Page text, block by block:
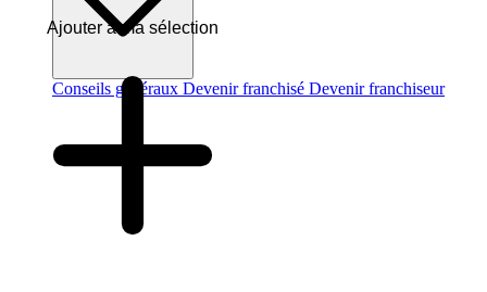
Conseils généraux Devenir franchisé Devenir franchiseur
Ajouter à ma sélection